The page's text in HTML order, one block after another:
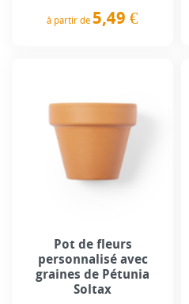
à partir de 5,49 €
Pot de fleurs
personnalisé avec
graines de Pétunia
Soltax